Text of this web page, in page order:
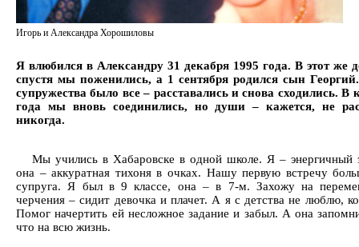
Игорь и Александра Хорошиловы
Я влюбился в Александру 31 декабря 1995 года. В этот же
спустя мы поженились, а 1 сентября родился сын
супружества было все – расставались и снова сходились. В
года мы вновь соединились, но души – кажется, не
никогда.
Мы учились в Хабаровске в одной школе. Я – энергичный
она – аккуратная тихоня в очках. Нашу первую встречу
супруга. Я был в 9 классе, она – в 7-м. Захожу на
черчения – сидит девочка и плачет. А я с детства не люблю,
Помог начертить ей несложное задание и забыл. А она
что на всю жизнь.